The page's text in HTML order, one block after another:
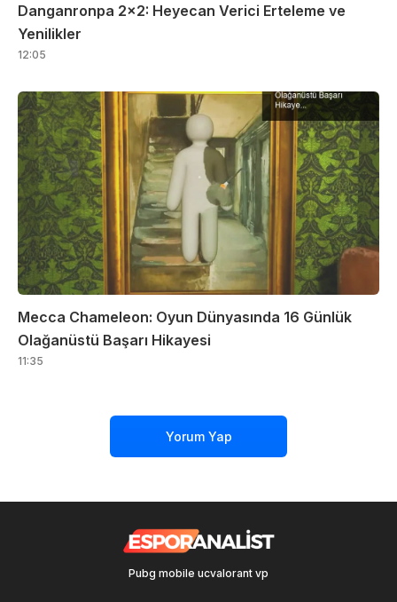
Danganronpa 2×2: Heyecan Verici Erteleme ve
Yenilikler
12:05
Mecca Chameleon: Oyun Dünyasında 16 Günlük
Olağanüstü Başarı Hikayesi
11:35
Yorum Yap
Pubg mobile ucvalorant vp